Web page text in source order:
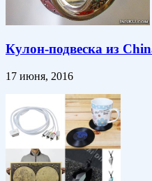
Кулон-подвеска из
17 июня, 2016